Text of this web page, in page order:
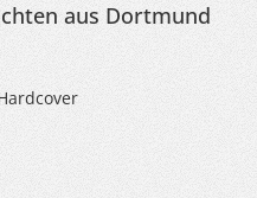
aus Dortmund